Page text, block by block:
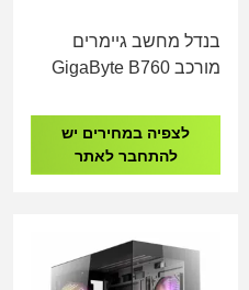
בנדל מחשב גיימרים
מורכב GigaByte B760
DDR5 1TB NVME RTX
לצפיה במחירים יש
להתחבר לאתר